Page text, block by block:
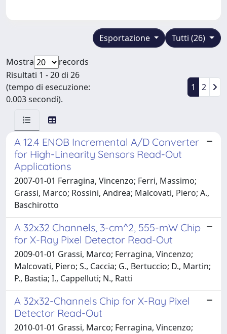
Tutti (26)
Esportazione
Mostra
records
Risultati 1 - 20 di 26
(tempo di esecuzione:
0.003 secondi).
1 2
A 12.4 ENOB Incremental A/D Converter
for High-Linearity Sensors Read-Out
Applications
2007-01-01 Ferragina, Vincenzo; Ferri, Massimo;
Grassi, Marco; Rossini, Andrea; Malcovati, Piero; A.,
Baschirotto
A 32x32 Channels, 3-cm^2, 555-mW Chip
for X-Ray Pixel Detector Read-Out
2009-01-01 Grassi, Marco; Ferragina, Vincenzo;
Malcovati, Piero; S., Caccia; G., Bertuccio; D., Martin;
P., Bastia; I., Cappelluti; N., Ratti
A 32x32-Channels Chip for X-Ray Pixel
Detector Read-Out
2010-01-01 Grassi, Marco; Ferragina, Vincenzo;